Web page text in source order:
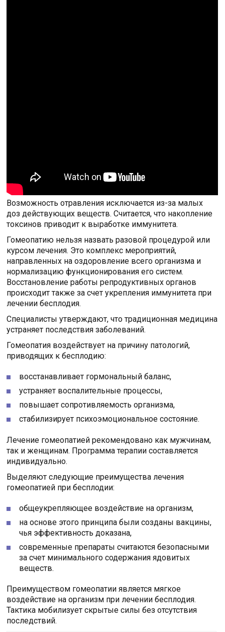
Возможность отравления исключается из-за малых
доз действующих веществ. Считается, что накопление
токсинов приводит к выработке иммунитета.
Гомеопатию нельзя назвать разовой процедурой или
курсом лечения. Это комплекс мероприятий,
направленных на оздоровление всего организма и
нормализацию функционирования его систем.
Восстановление работы репродуктивных органов
происходит также за счет укрепления иммунитета при
лечении бесплодия.
Специалисты утверждают, что традиционная медицина
устраняет последствия заболеваний.
Гомеопатия воздействует на причину патологий,
приводящих к бесплодию:
восстанавливает гормональный баланс,
устраняет воспалительные процессы,
повышает сопротивляемость организма,
стабилизирует психоэмоциональное состояние.
Лечение гомеопатией рекомендовано как мужчинам,
так и женщинам. Программа терапии составляется
индивидуально.
Выделяют следующие преимущества лечения
гомеопатией при бесплодии:
общеукрепляющее воздействие на организм,
на основе этого принципа были созданы вакцины,
чья эффективность доказана,
современные препараты считаются безопасными
за счет минимального содержания ядовитых
веществ.
Преимуществом гомеопатии является мягкое
воздействие на организм при лечении бесплодия.
Тактика мобилизует скрытые силы без отсутствия
последствий.